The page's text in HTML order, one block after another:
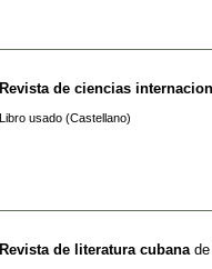
Revista de ciencias
Libro usado (Castellano)
Revista de literatura cubana de